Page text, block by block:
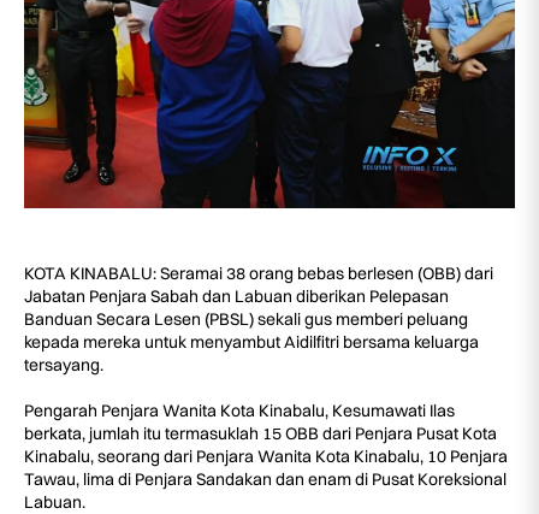
KOTA KINABALU: Seramai 38 orang bebas berlesen (OBB) dari
Jabatan Penjara Sabah dan Labuan diberikan Pelepasan
Banduan Secara Lesen (PBSL) sekali gus memberi peluang
kepada mereka untuk menyambut Aidilfitri bersama keluarga
tersayang.
Pengarah Penjara Wanita Kota Kinabalu, Kesumawati Ilas
berkata, jumlah itu termasuklah 15 OBB dari Penjara Pusat Kota
Kinabalu, seorang dari Penjara Wanita Kota Kinabalu, 10 Penjara
Tawau, lima di Penjara Sandakan dan enam di Pusat Koreksional
Labuan.